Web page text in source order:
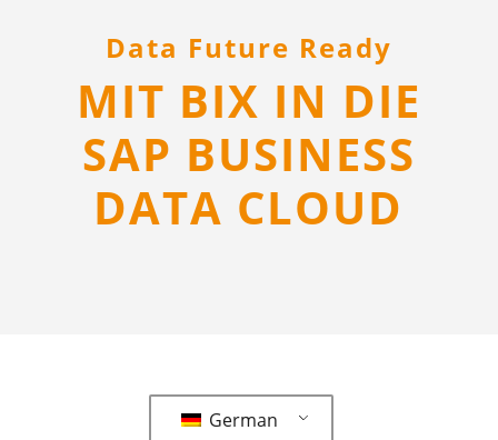
Data Future Ready
MIT BIX IN DIE
SAP BUSINESS
DATA CLOUD
German